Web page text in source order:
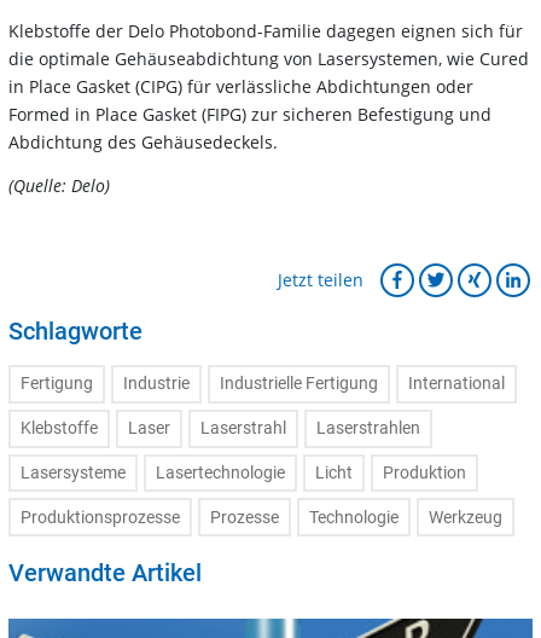
Klebstoffe der Delo Photobond-Familie dagegen eignen sich für
die optimale Gehäuseabdichtung von Lasersystemen, wie Cured
in Place Gasket (CIPG) für verlässliche Abdichtungen oder
Formed in Place Gasket (FIPG) zur sicheren Befestigung und
Abdichtung des Gehäusedeckels.
(Quelle: Delo)
Jetzt teilen
Schlagworte
Fertigung Industrie Industrielle Fertigung International
Klebstoffe Laser Laserstrahl Laserstrahlen
Lasersysteme Lasertechnologie Licht Produktion
Produktionsprozesse Prozesse Technologie Werkzeug
Verwandte Artikel